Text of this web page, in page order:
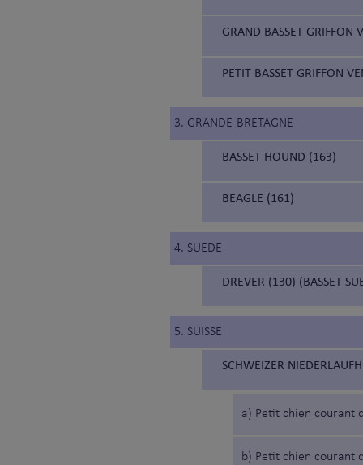
GRAND BASSET GRIFFON
PETIT BASSET GRIFFON
3. GRANDE-BRETAGNE
BASSET HOUND (163)
BEAGLE (161)
4. SUEDE
DREVER (130) (BASSET
5. SUISSE
SCHWEIZER
a) Petit chien courant
b) Petit chien courant